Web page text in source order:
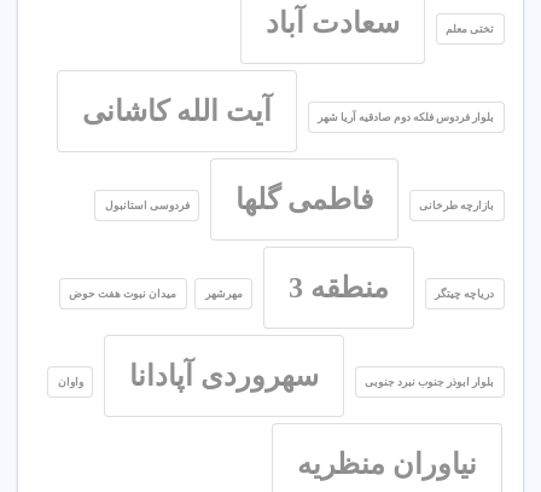
تختی معلم سعادت آباد
بلوار فردوس فلکه دوم صادقیه آریا شهر آیت الله کاشانی
بازارچه طرخانی فاطمی گلها فردوسی استانبول
دریاچه چیتگر منطقه 3 مهرشهر میدان نبوت هفت حوض
بلوار ابوذر جنوب نبرد جنوبی سهروردی آپادانا واوان
نیاوران منظریه